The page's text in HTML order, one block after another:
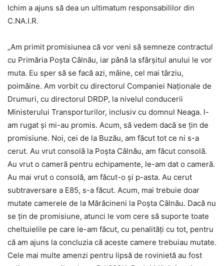
Ichim a ajuns să dea un ultimatum responsabililor din
C.NA.I.R.
„Am primit promisiunea că vor veni să semneze contractul
cu Primăria Poșta Câlnău, iar până la sfârșitul anului le vor
muta. Eu sper să se facă azi, mâine, cel mai târ­ziu,
poimâine. Am vorbit cu directorul Companiei Naționale de
Drumuri, cu directorul DRDP, la nivelul conducerii
Ministerului Transporturilor, inclusiv cu domnul Neaga. I-
am rugat și mi-au promis. Acum, să vedem dacă se țin de
promisiune. Noi, cei de la Buzău, am făcut tot ce ni s-a
cerut. Au vrut consolă la Poșta Câlnău, am făcut consolă.
Au vrut o cameră pentru echipamente, le-am dat o cameră.
Au mai vrut o consolă, am făcut-o și p-asta. Au cerut
subtraversare a E85, s-a făcut. Acum, mai trebuie doar
mutate camerele de la Mărăcineni la Poșta Câlnău. Dacă nu
se țin de promisiune, atunci le vom cere să suporte toate
cheltuielile pe care le-am făcut, cu penalități cu tot, pentru
că am ajuns la concluzia că aceste camere trebuiau mutate.
Cele mai multe amenzi pentru lipsă de rovinietă au fost